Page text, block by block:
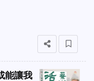
能讓我